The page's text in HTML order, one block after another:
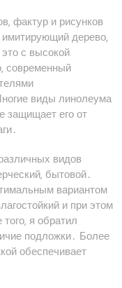
фактур и рисунков
дерево‚
с высокой
современный
виды линолеума
защищает его от
видов
бытовой․
вариантом
и при этом
я обратил
подложки․ Более
обеспечивает